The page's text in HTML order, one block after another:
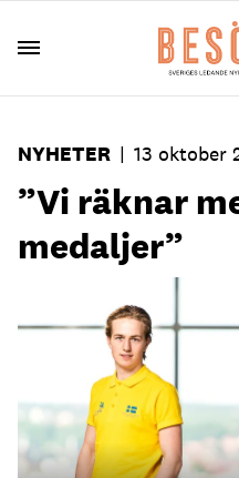
NYHETER | 13 oktober
”Vi räknar
medaljer”
Kocken Gustav Leonhardt
är två av de ungdomar som